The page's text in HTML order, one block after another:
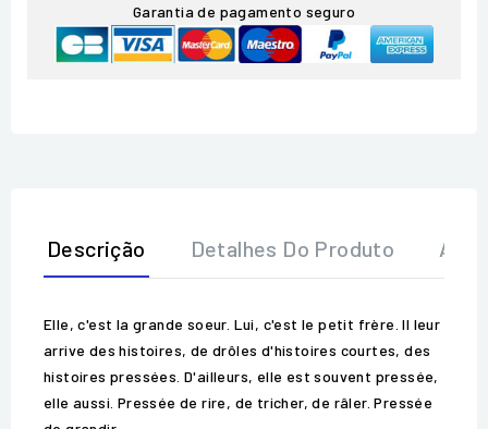
Garantia de pagamento seguro
Descrição Detalhes Do Produto
Elle, c'est la grande soeur. Lui, c'est le petit frère. Il leur
arrive des histoires, de drôles d'histoires courtes, des
histoires pressées. D'ailleurs, elle est souvent pressée,
elle aussi. Pressée de rire, de tricher, de râler. Pressée